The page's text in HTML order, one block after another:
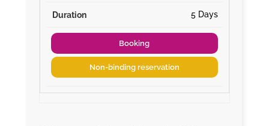
5 Days
Booking
Non-binding reservation